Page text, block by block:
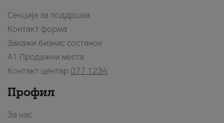
Секција за поддршка
Контакт форма
Закажи бизнис состанок
A1 Продажни места
Контакт центар 077 1234
Профил
За нас